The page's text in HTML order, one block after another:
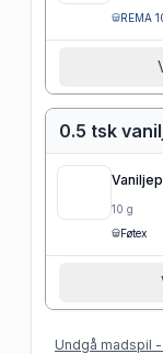
REMA
0.5 tsk
10 g
Føtex
Undgå madspil